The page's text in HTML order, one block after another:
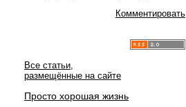
Комментировать
Все статьи,
размещённые на сайте
Просто хорошая жизнь